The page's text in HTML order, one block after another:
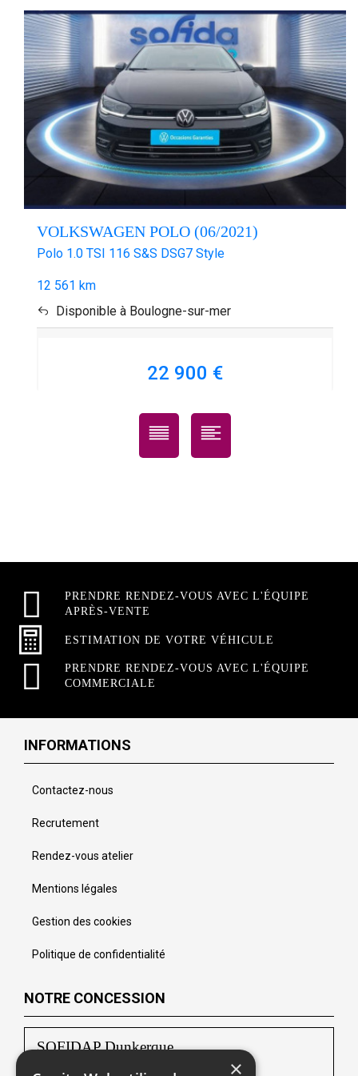
VOLKSWAGEN POLO (06/2021)
Polo 1.0 TSI 116 S&S DSG7 Style
12 561 km
Disponible à Boulogne-sur-mer
22 900 €
PRENDRE RENDEZ-VOUS AVEC L'ÉQUIPE
APRÈS-VENTE
ESTIMATION DE VOTRE VÉHICULE
PRENDRE RENDEZ-VOUS AVEC L'ÉQUIPE
COMMERCIALE
INFORMATIONS
Contactez-nous
Recrutement
Rendez-vous atelier
Mentions légales
Gestion des cookies
Politique de confidentialité
NOTRE CONCESSION
SOFIDAP Dunkerque
×